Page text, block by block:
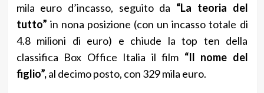
mila euro d’incasso, seguito da “La teoria del
tutto” in nona posizione (con un incasso totale di
4.8 milioni di euro) e chiude la top ten della
classifica Box Office Italia il film “Il nome del
figlio”,al decimo posto, con 329 mila euro.